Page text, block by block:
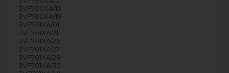
3VF700XA/13
3VF700XA/19
3VF701XA/01
3VF701XA/21
3VF701XA/26
3VF701XA/27
3VF701XA/28
3VF701XA/35